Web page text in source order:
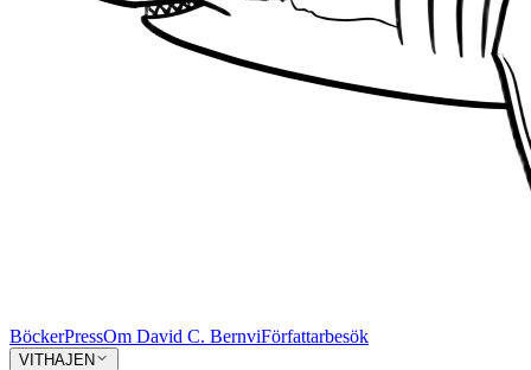
BöckerPressOm David C. BernviFörfattarbesök
VITHAJEN